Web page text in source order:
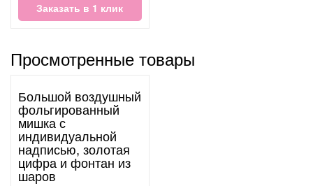
Заказать в 1 клик
Просмотренные товары
Большой воздушный
фольгированный
мишка с
индивидуальной
надписью, золотая
цифра и фонтан из
шаров